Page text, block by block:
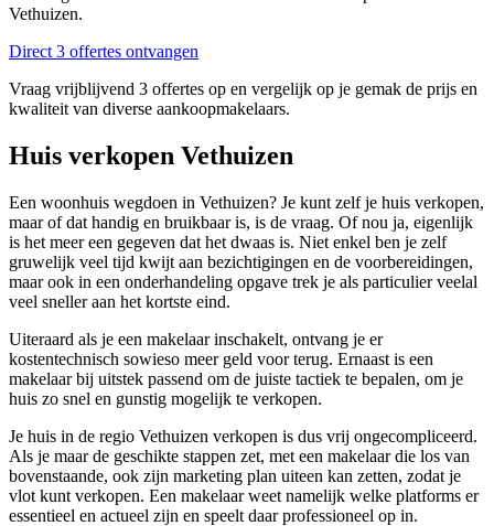
Vethuizen.
Direct 3 offertes ontvangen
Vraag vrijblijvend 3 offertes op en vergelijk op je gemak de prijs en
kwaliteit van diverse aankoopmakelaars.
Huis verkopen Vethuizen
Een woonhuis wegdoen in Vethuizen? Je kunt zelf je huis verkopen,
maar of dat handig en bruikbaar is, is de vraag. Of nou ja, eigenlijk
is het meer een gegeven dat het dwaas is. Niet enkel ben je zelf
gruwelijk veel tijd kwijt aan bezichtigingen en de voorbereidingen,
maar ook in een onderhandeling opgave trek je als particulier veelal
veel sneller aan het kortste eind.
Uiteraard als je een makelaar inschakelt, ontvang je er
kostentechnisch sowieso meer geld voor terug. Ernaast is een
makelaar bij uitstek passend om de juiste tactiek te bepalen, om je
huis zo snel en gunstig mogelijk te verkopen.
Je huis in de regio Vethuizen verkopen is dus vrij ongecompliceerd.
Als je maar de geschikte stappen zet, met een makelaar die los van
bovenstaande, ook zijn marketing plan uiteen kan zetten, zodat je
vlot kunt verkopen. Een makelaar weet namelijk welke platforms er
essentieel en actueel zijn en speelt daar professioneel op in.